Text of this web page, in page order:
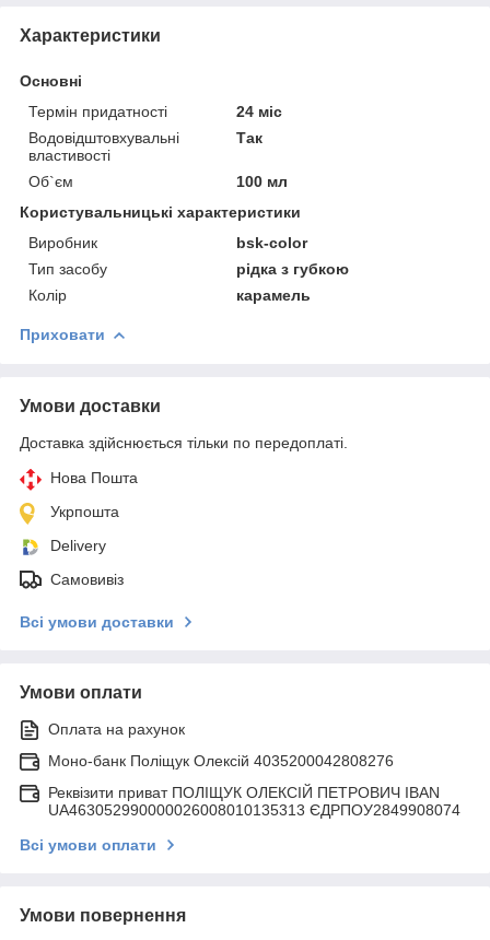
Характеристики
Основні
Термін придатності
24 міс
Водовідштовхувальні
властивості
Так
Об`єм
100 мл
Користувальницькі характеристики
Виробник
bsk-color
Тип засобу
рідка з губкою
Колір
карамель
Приховати
Умови доставки
Доставка здійснюється тільки по передоплаті.
Нова Пошта
Укрпошта
Delivery
Самовивіз
Всі умови доставки
Умови оплати
Оплата на рахунок
Моно-банк Поліщук Олексій 4035200042808276
Реквізити приват ПОЛІЩУК ОЛЕКСІЙ ПЕТРОВИЧ IBAN
UA463052990000026008010135313 ЄДРПОУ2849908074
Всі умови оплати
Умови повернення